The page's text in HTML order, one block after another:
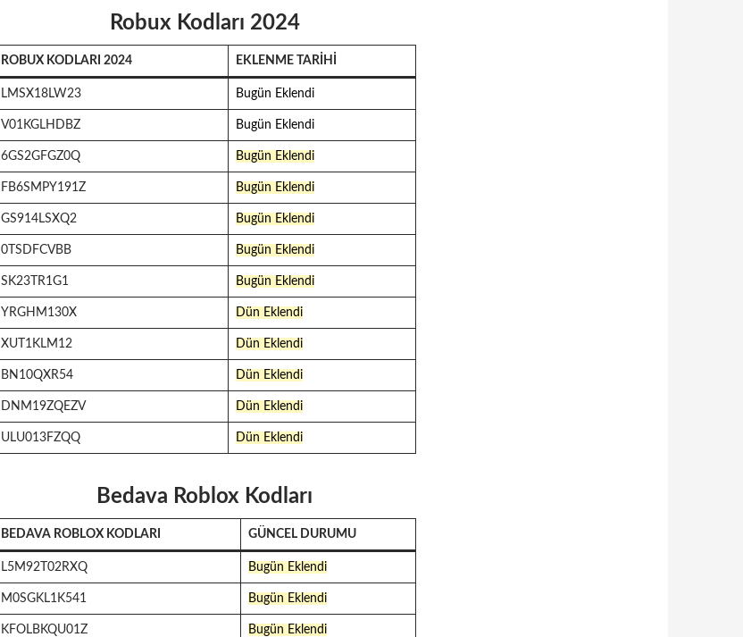
Robux Kodları 2024
ROBUX KODLARI 2024 EKLENME TARIHI
LMSX18LW23 Bugün Eklendi
V01KGLHDBZ Bugün Eklendi
6GS2GFGZ0Q Bugün Eklendi
FB6SMPY191Z Bugün Eklendi
GS914LSXQ2 Bugün Eklendi
0TSDFCVBB Bugün Eklendi
SK23TR1G1 Bugün Eklendi
YRGHM130X Dün Eklendi
XUT1KLM12 Dün Eklendi
BN10QXR54 Dün Eklendi
DNM19ZQEZV Dün Eklendi
ULU013FZQQ Dün Eklendi
Bedava Roblox Kodları
BEDAVA ROBLOX KODLARI GÜNCEL DURUMU
L5M92T02RXQ Bugün Eklendi
M0SGKL1K541 Bugün Eklendi
KFOLBKQU01Z Bugün Eklendi